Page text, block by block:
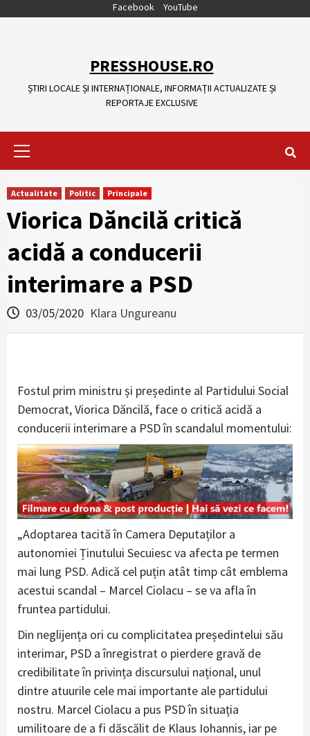
Facebook YouTube
PRESSHOUSE.RO
ȘTIRI LOCALE ȘI INTERNAȚIONALE, INFORMAȚII ACTUALIZATE ȘI
REPORTAJE EXCLUSIVE
Actualitate Politic Principale
Viorica Dăncilă critică
acidă a conducerii
interimare a PSD
03/05/2020 Klara Ungureanu
Fostul prim ministru și președinte al Partidului Social
Democrat, Viorica Dăncilă, face o critică acidă a
conducerii interimare a PSD în scandalul momentului:
„Adoptarea tacită în Camera Deputaților a
autonomiei Ținutului Secuiesc va afecta pe termen
mai lung PSD. Adică cel puțin atât timp cât emblema
acestui scandal – Marcel Ciolacu – se va afla în
fruntea partidului.
Din neglijența ori cu complicitatea președintelui său
interimar, PSD a înregistrat o pierdere gravă de
credibilitate în privința discursului național, unul
dintre atuurile cele mai importante ale partidului
nostru. Marcel Ciolacu a pus PSD în situația
umilitoare de a fi dăscălit de Klaus Iohannis, iar pe